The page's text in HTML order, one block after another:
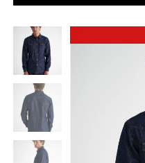
Αγόρι
Κορίτσι
Εσώρουχα